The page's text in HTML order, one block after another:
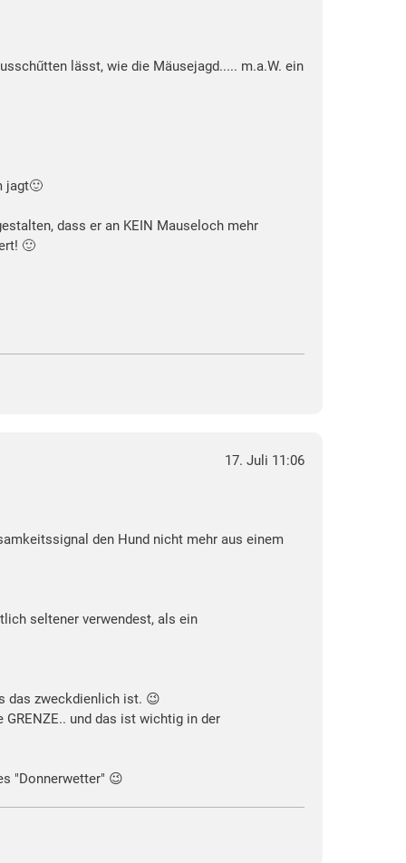
lässt, wie die Mäusejagd..... m.a.W. ein
jagt🙂
dass er an KEIN Mauseloch mehr
🙂
17. Juli 11:06
den Hund nicht mehr aus einem
seltener verwendest, als ein
das zweckdienlich ist. 😉
und das ist wichtig in der
"Donnerwetter" 😉